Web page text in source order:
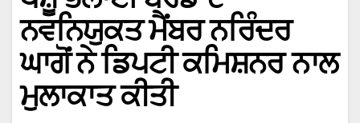
ਨਵਨਿਯੁਕਤ ਮੈਂਬਰ ਨਰਿੰਦਰ
ਘਾਗੋਂ ਨੇ ਡਿਪਟੀ ਕਮਿਸ਼ਨਰ ਨਾਲ
ਮੁਲਾਕਾਤ ਕੀਤੀ